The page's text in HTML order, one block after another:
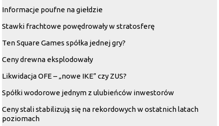
Informacje poufne na giełdzie
Stawki frachtowe powędrowały w stratosferę
Ten Square Games spółka jednej gry?
Ceny drewna eksplodowały
Likwidacja OFE – „nowe IKE” czy ZUS?
Spółki wodorowe jednym z ulubieńców inwestorów
Ceny stali stabilizują się na rekordowych w ostatnich latach
poziomach